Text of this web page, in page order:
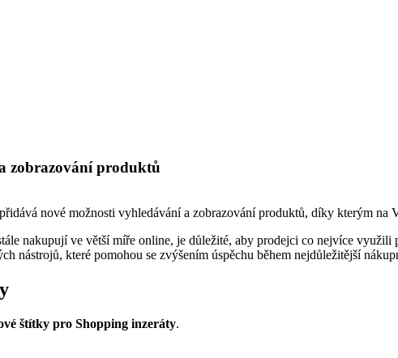
zobrazování produktů
nové možnosti vyhledávání a zobrazování produktů, díky kterým na
nakupují ve větší míře online, je důležité, aby prodejci co nejvíce
nástrojů, které pomohou se zvýšením úspěchu během nejdůležitější
štítky pro Shopping inzeráty.